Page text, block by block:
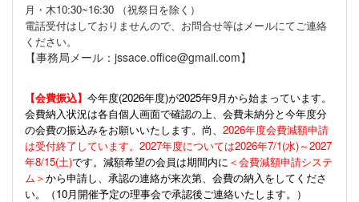
月・木10:30~16:30 （祝祭日を除く）
電話受付はしておりませんので、お問合せ等はメールにてご連絡
ください。
【事務局メール：jssace.office@gmail.com】
【会費振込】 今年度(2026年度)が2025年9月から始まっています。
会費納入状況は各自個人画面で確認の上、会費未納分と今年度分
の会費の振込みをお願いいたします。尚、 2026年度会費減額申請
は受付終了しています。2027年度については2026年7/1(水)～2027
年8/15(土)です。減額希望の会員は期間内に ＜会費減額申請システ
ム＞から申請し、承認の連絡が来次第、会費の納入をしてくださ
い。（10月開催予定の理事会で承認後ご連絡いたします。）